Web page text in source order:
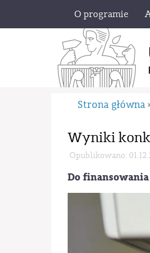
O programie
Strona główna
Wyniki
Opublikowano:
Do